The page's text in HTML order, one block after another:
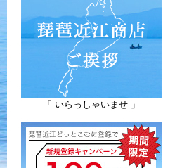
「 いらっしゃいませ 」